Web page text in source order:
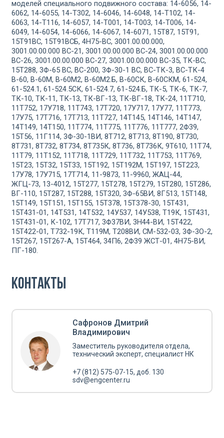
моделей специального подвижного состава: 14-6056, 14-
6062, 14-6055, 14-Т302, 14-6046, 14-6048, 14-Т102, 14-
6063, 14-Т116, 14-6057, 14-Т001, 14-Т003, 14-Т006, 14-
6049, 14-6054, 14-6066, 14-6067, 14-6071, 15Т87, 15Т91,
15Т91ВС, 15Т91ВСБ, 4Н75-ВС, 3001.00.00.000,
3001.00.00.000 ВС-21, 3001.00.00.000 ВС-24, 3001.00.00.000
ВС-26, 3001.00.00.000 ВС-27, 3001.00.00.000 ВС-35, ТК-ВС,
15Т288, 3Ф-65 ВС, ВС-200, 3Ф-30-1 ВС, ВС-ТК-3, ВС-ТК-4
В-60, В-60М, В-60М2, В-60М2.Б, В-60СК, В-60СКМ, 61-524,
61-524.1, 61-524.5СК, 61-524.7, 61-524.Б, ТК-5, ТК-6, ТК-7,
ТК-10, ТК-11, ТК-13, ТК-ВГ-13, ТК-ВГ-18, ТК-24, 11Т710,
11Т752, 17У718, 11Т743, 17Т720, 17У717, 17У77, 11Т773,
17У75, 17Т716, 17Т713, 11Т727, 14Т145, 14Т146, 14Т147,
14Т149, 14Т150, 11Т774, 11Т775, 11Т776, 11Т777, 2Ф39,
15Т56, 11Г114, 3Ф-30-1ВИ, 8Т712, 8Т713, 8Т190, 8Т730,
8Т731, 8Т732, 8Т734, 8Т735К, 8Т736, 8Т736К, 9Т610, 11Т74,
11Т79, 11Т152, 11Т718, 11Т729, 11Т732, 11Т753, 11Т769,
15Т23, 15Т32, 15Т33, 15Т192, 15Т192М, 15Т197, 15Т223,
17У78, 17У715, 17Т714, 11-9873, 11-9960, ЖАЦ-44,
ЖГЦ-73, 13-4012, 15Т277, 15Т278, 15Т279, 15Т280, 15Т286,
ВГ-110, 15Т287, 15Т288, 15Т320, 3Ф-65ВИ, 8Г513, 15Т148,
15Т149, 15Т151, 15Т155, 15Т378, 15Т378-30, 15Т431,
15Т431-01, 14Т531, 14Т532, 14У537, 14У538, Т19К, 15Т431,
15Т431-01, К-102, 17Т717, 3Ф37ВИ, 3Н44-ВИ, 15Т422,
15Т422-01, Т732-19К, Т119М, Т208ВИ, СМ-532-03, 3Ф-3О-2,
15Т267, 15Т267-А, 15Т464, 34П6, 2Ф39 ЖСТ-01, 4Н75-ВИ,
ПГ-180.
Контакты
Сафронов Дмитрий
Владимирович
Заместитель руководителя отдела,
технический эксперт, специалист НК
+7 (812) 575-07-15, доб. 130
sdv@engcenter.ru